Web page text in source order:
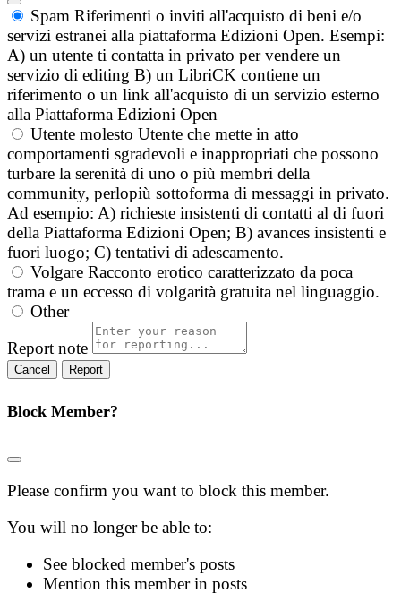
Spam Riferimenti o inviti all'acquisto di beni e/o
servizi estranei alla piattaforma Edizioni Open. Esempi:
A) un utente ti contatta in privato per vendere un
servizio di editing B) un LibriCK contiene un
riferimento o un link all'acquisto di un servizio esterno
alla Piattaforma Edizioni Open
Utente molesto Utente che mette in atto
comportamenti sgradevoli e inappropriati che possono
turbare la serenità di uno o più membri della
community, perlopiù sottoforma di messaggi in privato.
Ad esempio: A) richieste insistenti di contatti al di fuori
della Piattaforma Edizioni Open; B) avances insistenti e
fuori luogo; C) tentativi di adescamento.
Volgare Racconto erotico caratterizzato da poca
trama e un eccesso di volgarità gratuita nel linguaggio.
Other
Report note
Report
Block Member?
Please confirm you want to block this member.
You will no longer be able to:
See blocked member's posts
Mention this member in posts